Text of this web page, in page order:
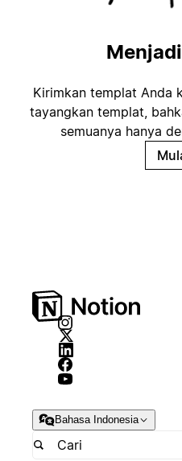
Kirimkan templat Anda
tayangkan templat,
semuanya hanya
Bahasa Indonesia